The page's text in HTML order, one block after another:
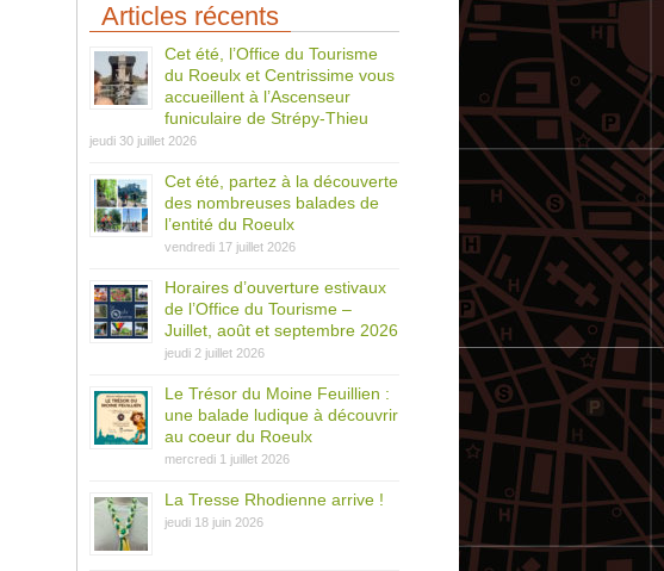
Articles récents
Cet été, l’Office du Tourisme
du Roeulx et Centrissime vous
accueillent à l’Ascenseur
funiculaire de Strépy-Thieu
jeudi 30 juillet 2026
Cet été, partez à la découverte
des nombreuses balades de
l’entité du Roeulx
vendredi 17 juillet 2026
Horaires d’ouverture estivaux
de l’Office du Tourisme –
Juillet, août et septembre 2026
jeudi 2 juillet 2026
Le Trésor du Moine Feuillien :
une balade ludique à découvrir
au coeur du Roeulx
mercredi 1 juillet 2026
La Tresse Rhodienne arrive !
jeudi 18 juin 2026